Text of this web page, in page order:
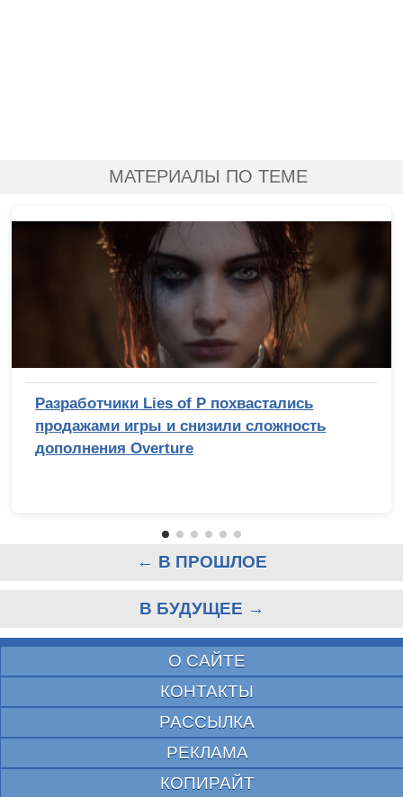
МАТЕРИАЛЫ ПО ТЕМЕ
Разработчики Lies of P похвастались
продажами игры и снизили сложность
дополнения Overture
← В ПРОШЛОЕ
В БУДУЩЕЕ →
О САЙТЕ
КОНТАКТЫ
РАССЫЛКА
РЕКЛАМА
КОПИРАЙТ